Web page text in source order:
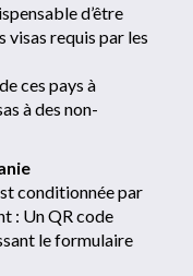
d’être
visas requis par les
ces pays à
à des non-
conditionnée par
: Un QR code
le formulaire